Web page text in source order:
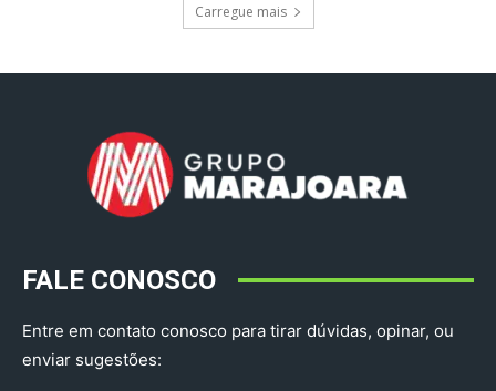
Carregue mais
FALE CONOSCO
Entre em contato conosco para tirar dúvidas, opinar, ou
enviar sugestões: